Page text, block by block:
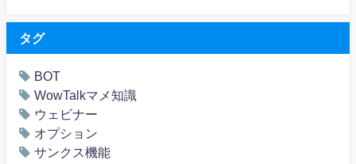
タグ
BOT
WowTalkマメ知識
ウェビナー
オプション
サンクス機能